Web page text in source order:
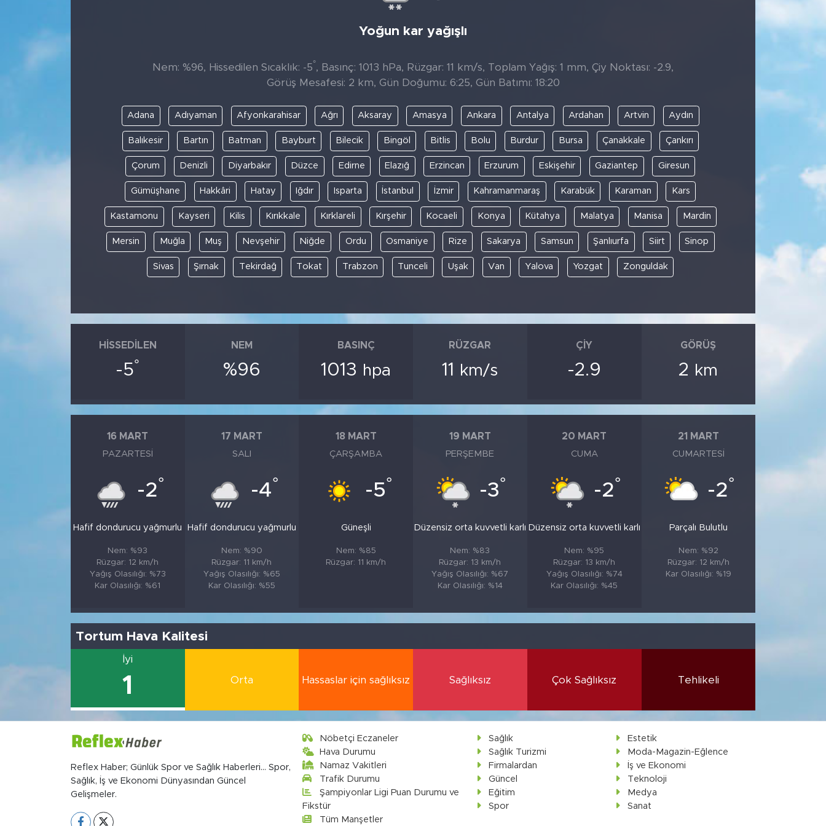
Yoğun kar yağışlı
Nem: %96, Hissedilen Sıcaklık: -5°, Basınç: 1013 hPa, Rüzgar: 11 km/s, Toplam Yağış: 1 mm, Çiy Noktası: -2.9,
Görüş Mesafesi: 2 km, Gün Doğumu: 6:25, Gün Batımı: 18:20
Adana Adıyaman Afyonkarahisar Ağrı Aksaray Amasya Ankara Antalya Ardahan Artvin Aydın
Balıkesir Bartın Batman Bayburt Bilecik Bingöl Bitlis Bolu Burdur Bursa Çanakkale Çankırı
Çorum Denizli Diyarbakır Düzce Edirne Elazığ Erzincan Erzurum Eskişehir Gaziantep Giresun
Gümüşhane Hakkâri Hatay Iğdır Isparta İstanbul İzmir Kahramanmaraş Karabük Karaman Kars
Kastamonu Kayseri Kilis Kırıkkale Kırklareli Kırşehir Kocaeli Konya Kütahya Malatya Manisa Mardin
Mersin Muğla Muş Nevşehir Niğde Ordu Osmaniye Rize Sakarya Samsun Şanlıurfa Siirt Sinop
Sivas Şırnak Tekirdağ Tokat Trabzon Tunceli Uşak Van Yalova Yozgat Zonguldak
HISSEDILEN
-5°
NEM
%96
BASINÇ
1013 hpa
RÜZGAR
11 km/s
ÇIY
-2.9
GÖRÜŞ
2 km
16 MART
PAZARTESI
-2°
Hafif dondurucu yağmurlu
Nem: %93
Rüzgar: 12 km/h
Yağış Olasılığı: %73
Kar Olasılığı: %61
17 MART
SALI
-4°
Hafif dondurucu yağmurlu
Nem: %90
Rüzgar: 11 km/h
Yağış Olasılığı: %65
Kar Olasılığı: %55
18 MART
ÇARŞAMBA
-5°
Güneşli
Nem: %85
Rüzgar: 11 km/h
19 MART
PERŞEMBE
-3°
Düzensiz orta kuvvetli karlı
Nem: %83
Rüzgar: 13 km/h
Yağış Olasılığı: %67
Kar Olasılığı: %14
20 MART
CUMA
-2°
Düzensiz orta kuvvetli karlı
Nem: %95
Rüzgar: 13 km/h
Yağış Olasılığı: %74
Kar Olasılığı: %45
21 MART
CUMARTESI
-2°
Parçalı Bulutlu
Nem: %92
Rüzgar: 12 km/h
Kar Olasılığı: %19
Tortum Hava Kalitesi
İyi
1 Orta Hassaslar için sağlıksız Sağlıksız Çok Sağlıksız Tehlikeli
Reflex Haber; Günlük Spor ve Sağlık Haberleri... Spor,
Sağlık, İş ve Ekonomi Dünyasından Güncel
Gelişmeler.
Nöbetçi Eczaneler
Hava Durumu
Namaz Vakitleri
Trafik Durumu
Şampiyonlar Ligi Puan Durumu ve
Fikstür
Tüm Manşetler
Sağlık
Estetik
Sağlık Turizmi
Moda-Magazin-Eğlence
Firmalardan
İş ve Ekonomi
Güncel
Teknoloji
Eğitim
Medya
Spor
Sanat